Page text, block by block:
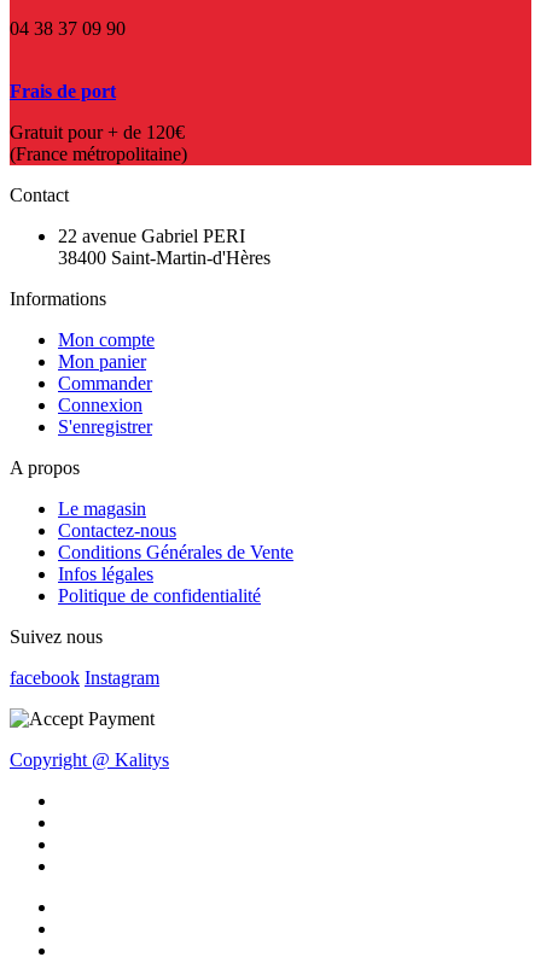
04 38 37 09 90
Frais de port
Gratuit pour + de 120€
(France métropolitaine)
Contact
22 avenue Gabriel PERI
38400 Saint-Martin-d'Hères
Informations
Mon compte
Mon panier
Commander
Connexion
S'enregistrer
A propos
Le magasin
Contactez-nous
Conditions Générales de Vente
Infos légales
Politique de confidentialité
Suivez nous
facebook Instagram
Copyright @ Kalitys